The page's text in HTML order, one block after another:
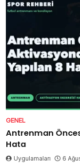
GENEL
Antrenman
Hata
Uygulamaları 6